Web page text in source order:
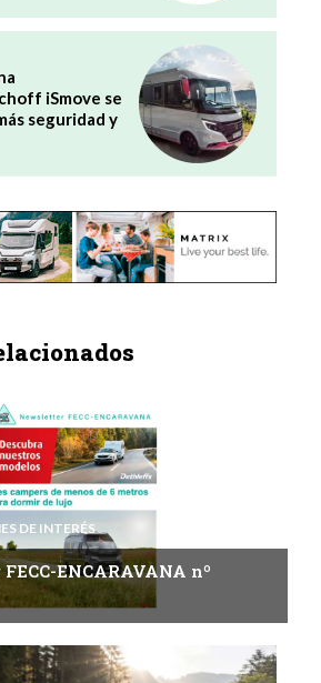
iSmove se
seguridad y
DE INTERÉS
ENCARAVANA nº